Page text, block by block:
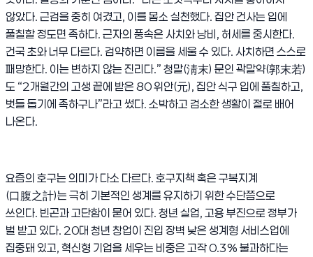
않았다. 근검을 중히 여겼고, 이를 몸소 실천했다. 집안 건사는 입에
풀칠할 정도면 족하다. 근자의 풍속은 사치와 낭비 , 허세를 중시한다.
건국 초와 너무 다르다. 검약하면 이름을 세울 수 있다. 사치하면 스스로
패망한다. 이는 변하지 않는 진리다.” 청말(淸末) 문인 곽말약(郭末若)
도 “2개월간의 고생 끝에 받은 80위안(元), 집안 식구 입에 풀칠하고,
벗들 돕기에 족하구나”라고 썼다. 소박하고 검소한 생활이 절로 배어
나온다.
요즘의 호구는 의미가 다소 다르다. 호구지책 혹은 구복지계
(口腹之計)는 극히 기본적인 생계를 유지하기 위한 수단쯤으로
쓰인다. 빈곤과 고단함이 묻어 있다. 청년 실업, 고용 부진으로 정부가
벌 받고 있다. 20대 청년 창업이 진입 장벽 낮은 생계형 서비스업에
집중돼 있고, 혁신형 기업을 세우는 비중은 고작0.3% 불과하다는